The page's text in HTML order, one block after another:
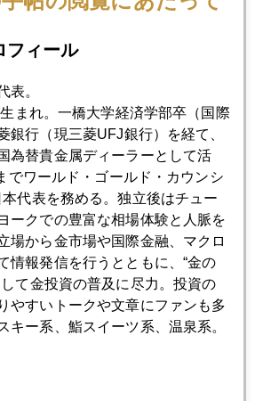
パート２
フィール
表。
まれ。一橋大学経済学部卒（国際
銀行（現三菱UFJ銀行）を経て、
為替貴金属ディーラーとして活
でワールド・ゴールド・カウンシ
代表を務める。独立後はチュー
ークでの豊富な相場体験と人脈を
場から金市場や国際金融、マクロ
情報発信を行うとともに、“金の
て金投資の普及に尽力。投資の
やすいトークや文章にファンも多
キー系、鮨スイーツ系、温泉系。